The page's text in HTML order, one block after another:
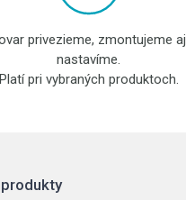
privezieme, zmontujeme aj
nastavíme.
Platí pri vybraných produktoch.